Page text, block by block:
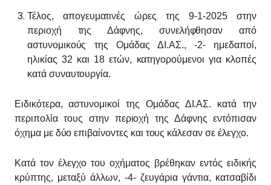
Τέλος, απογευματινές ώρες της 9-1-2025 στην
περιοχή της Δάφνης, συνελήφθησαν από
αστυνομικούς της Ομάδας ΔΙ.ΑΣ., -2- ημεδαποί,
ηλικίας 32 και 18 ετών, κατηγορούμενοι για κλοπές
κατά συναυτουργία.
Ειδικότερα, αστυνομικοί της Ομάδας ΔΙ.ΑΣ. κατά την
περιπολία τους στην περιοχή της Δάφνης εντόπισαν
όχημα με δύο επιβαίνοντες και τους κάλεσαν σε έλεγχο.
Κατά τον έλεγχο του οχήματος βρέθηκαν εντός ειδικής
κρύπτης, μεταξύ άλλων, -4- ζευγάρια γάντια, κατσαβίδι